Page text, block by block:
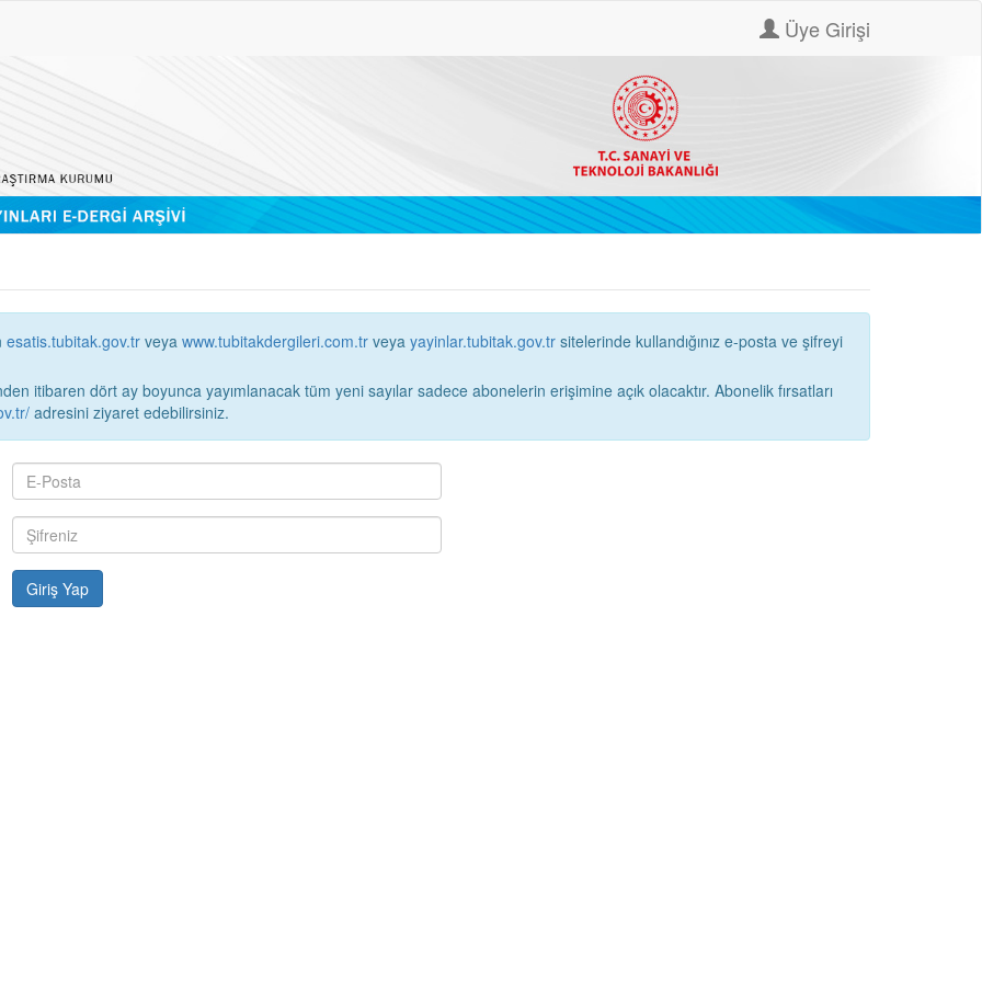
Üye Girişi
esatis.tubitak.gov.tr veya www.tubitakdergileri.com.tr veya yayinlar.tubitak.gov.tr
itibaren dört ay boyunca yayımlanacak tüm yeni sayılar sadece abonelerin erişimine açık olacaktır. Abonelik fırsatları
adresini ziyaret edebilirsiniz.